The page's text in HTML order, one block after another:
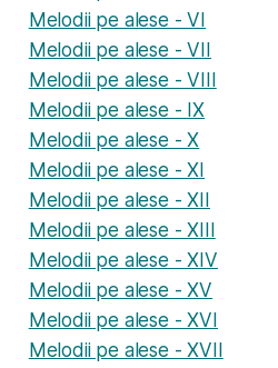
Melodii pe alese - VI
Melodii pe alese - VII
Melodii pe alese - VIII
Melodii pe alese - IX
Melodii pe alese - X
Melodii pe alese - XI
Melodii pe alese - XII
Melodii pe alese - XIII
Melodii pe alese - XIV
Melodii pe alese - XV
Melodii pe alese - XVI
Melodii pe alese - XVII